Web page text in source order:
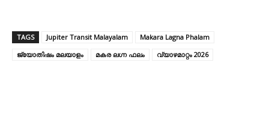
d
i
TAGS Jupiter Transit Malayalam
Makara Lagna Phalam
ജ്യോതിഷം മലയാളം
മകര ലഗ്ന ഫലം വ്യാഴമാറ്റം 2026